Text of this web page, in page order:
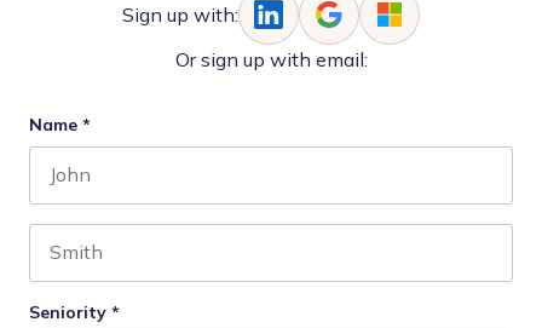
Sign up with:
Or sign up with email:
Name *
Seniority *